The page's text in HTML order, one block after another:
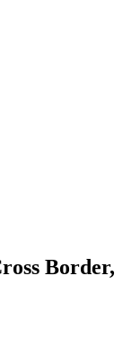
Border,